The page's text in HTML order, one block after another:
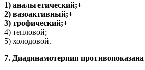
1) анальгетический;+
2) вазоактивный;+
3) трофический;+
4) тепловой;
5) холодовой.
7. Диадинамотерпия